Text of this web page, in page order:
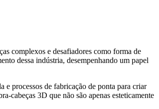
complexos e desafiadores como forma de
dessa indústria, desempenhando um papel
e processos de fabricação de ponta para criar
cabeças 3D que não são apenas esteticamente